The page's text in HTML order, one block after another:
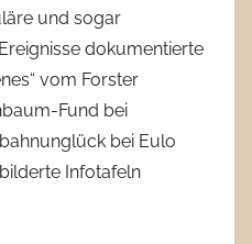
und sogar
dokumentierte
vom Forster
Fund bei
bei Eulo
Infotafeln